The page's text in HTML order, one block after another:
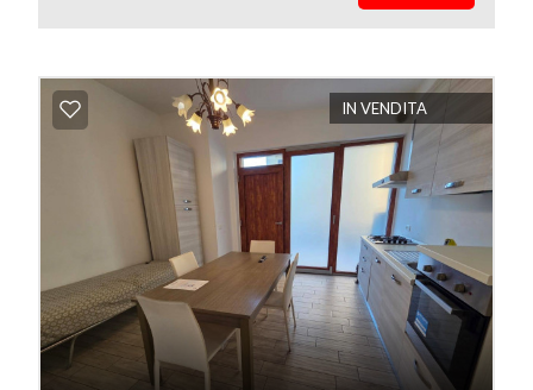
IN VENDITA